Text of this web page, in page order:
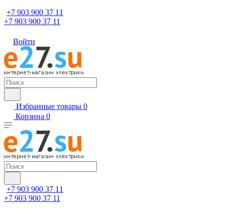
+7 903 900 37 11
+7 903 900 37 11
Войти
Избранные товары 0
Корзина 0
+7 903 900 37 11
+7 903 900 37 11